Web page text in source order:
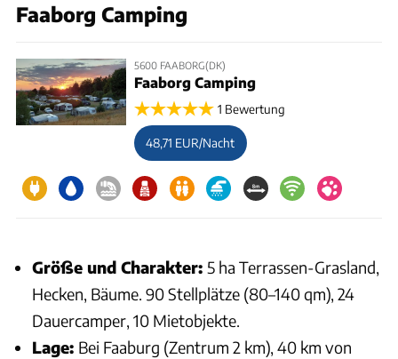
Faaborg Camping
5600 FAABORG(DK)
Faaborg Camping
1 Bewertung
48,71 EUR/Nacht
Größe und Charakter: 5 ha Terrassen-Grasland,
Hecken, Bäume. 90 Stellplätze (80–140 qm), 24
Dauercamper, 10 Mietobjekte.
Lage: Bei Faaburg (Zentrum 2 km), 40 km von